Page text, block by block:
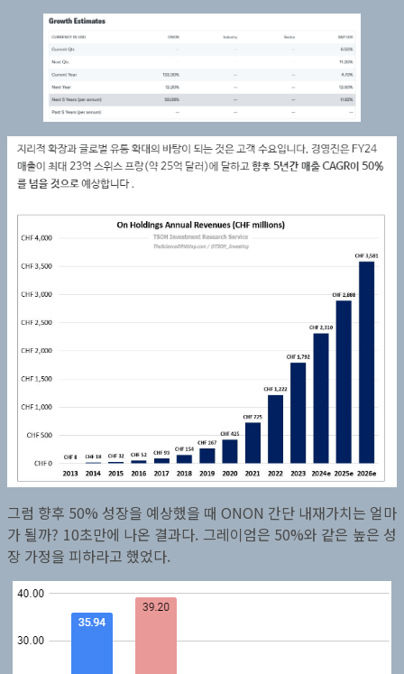
그럼 향후 50% 성장을 예상했을 때 ONON 간단 내재가치는 얼마
가 될까? 10초만에 나온 결과다. 그레이엄은 50%와 같은 높은 성
장 가정을 피하라고 했었다.